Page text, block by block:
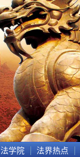
法学院 法界热点